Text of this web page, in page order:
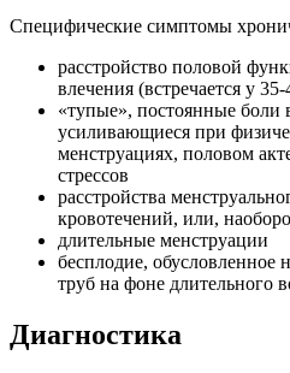
Специфические симптомы
расстройство половой
влечения (встречается у
«тупые», постоянные боли
усиливающиеся при
менструациях, половом
стрессов
расстройства
кровотечений, или,
длительные менструации
бесплодие,
труб на фоне длительного
Диагностика